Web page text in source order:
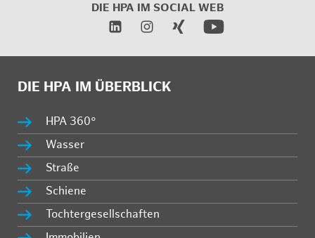
DIE HPA IM SOCIAL WEB
DIE HPA IM ÜBERBLICK
HPA 360°
Wasser
Straße
Schiene
Tochtergesellschaften